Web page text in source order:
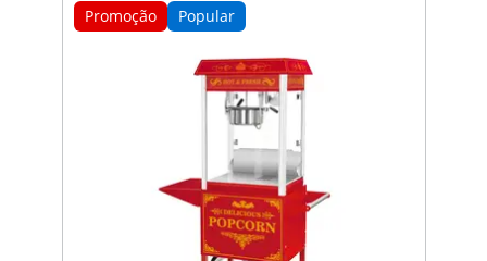
Promoção Popular